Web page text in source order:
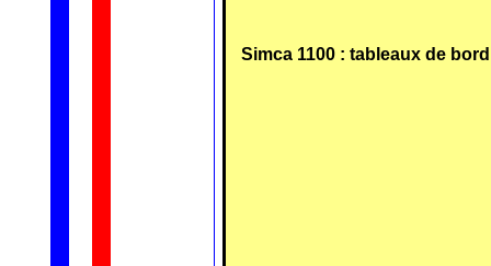
Simca 1100 : tableaux de